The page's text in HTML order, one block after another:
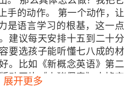
手的动作。 第一个动作，让
是语言学习的根基，这一点
建议每天安排十五到二十分
要选孩子能听懂七八成的材
。比如《新概念英语》第二
动画片《小猪佩奇》去掉字
专门为初中生录制的英文播
展开更多